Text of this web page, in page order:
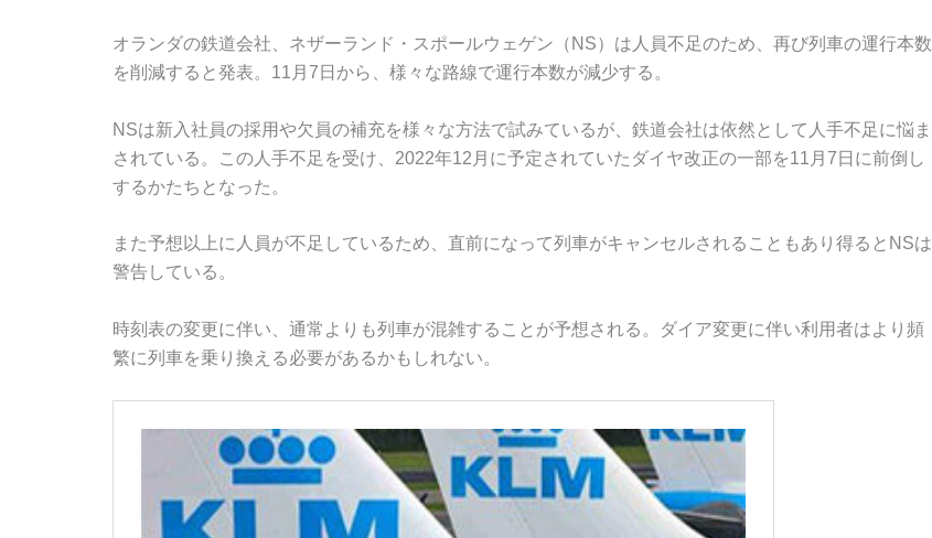
オランダの鉄道会社、ネザーランド・スポールウェゲン（NS）は人員不足のため、再び列車の運行本数
を削減すると発表。11月7日から、様々な路線で運行本数が減少する。
NSは新入社員の採用や欠員の補充を様々な方法で試みているが、鉄道会社は依然として人手不足に悩ま
されている。この人手不足を受け、2022年12月に予定されていたダイヤ改正の一部を11月7日に前倒し
するかたちとなった。
また予想以上に人員が不足しているため、直前になって列車がキャンセルされることもあり得るとNSは
警告している。
時刻表の変更に伴い、通常よりも列車が混雑することが予想される。ダイア変更に伴い利用者はより頻
繁に列車を乗り換える必要があるかもしれない。